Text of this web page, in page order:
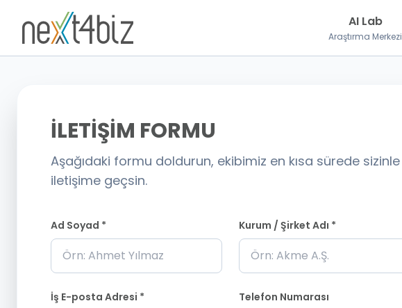
AI Lab
Araştırma Merkezi
İLETİŞİM FORMU
Aşağıdaki formu doldurun, ekibimiz en kısa sürede sizinle
iletişime geçsin.
Ad Soyad * Kurum / Şirket Adı *
İş E-posta Adresi * Telefon Numarası